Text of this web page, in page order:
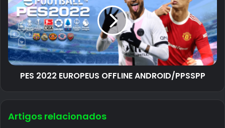
PES 2022 EUROPEUS OFFLINE ANDROID/PPSSPP
Artigos relacionados